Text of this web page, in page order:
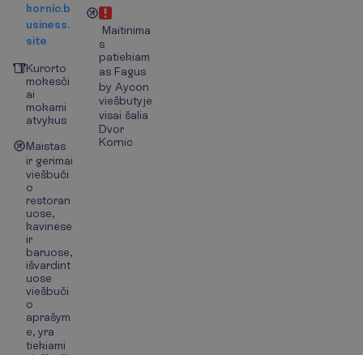
kornic.b
usiness.
site
Kurorto
mokesči
ai
mokami
atvykus
Maistas
ir gėrimai
viešbuči
o
restoran
uose,
kavinėse
ir
baruose,
išvardint
uose
viešbuči
o
aprašym
e, yra
tiekiami
Maitinima
s
patiekiam
as Fagus
by Aycon
viešbutyje
visai šalia
Dvor
Kornic